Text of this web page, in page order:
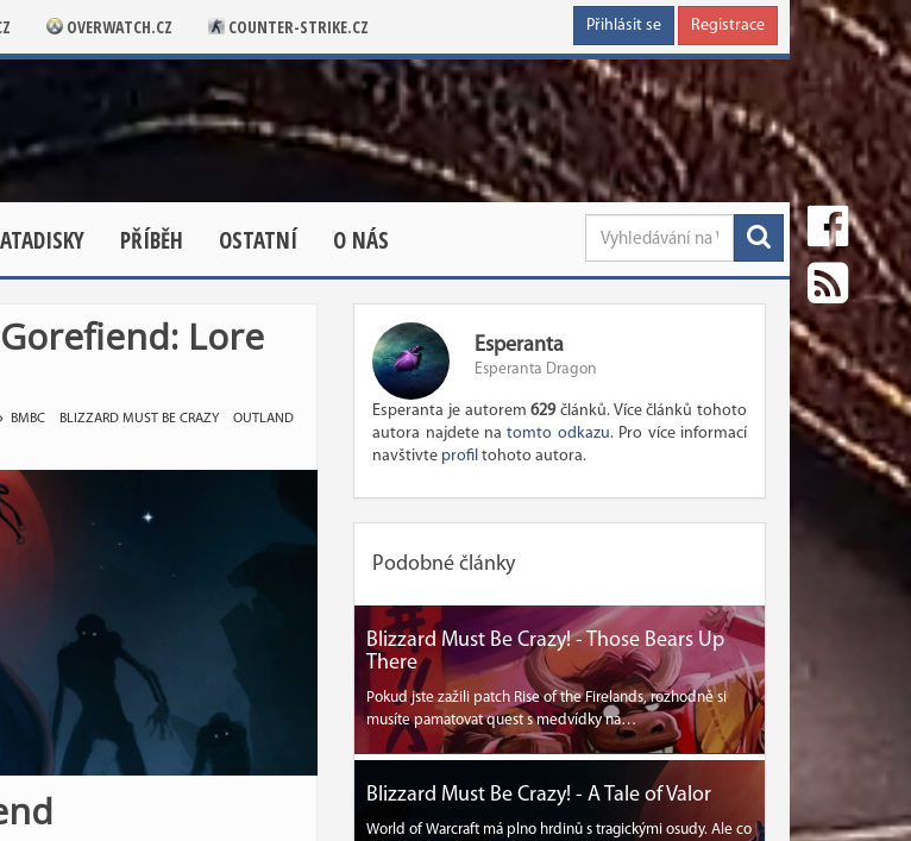
OVERWATCH.CZ COUNTER-STRIKE.CZ Přihlásit se Registrace
PŘÍBĚH OSTATNÍ O NÁS
Lore
BMBC BLIZZARD MUST BE CRAZY OUTLAND
Esperanta
Esperanta Dragon
Esperanta je autorem629článků. Více článků tohoto
autora najdete natomto odkazu. Pro více informací
navštivte profil tohoto autora.
Podobné články
Blizzard Must Be Crazy! - Those Bears Up
There
Pokud jste zažili patch Rise of the Firelands, rozhodně si
musíte pamatovat quest s medvídky na…
Blizzard Must Be Crazy! - A Tale of Valor
World of Warcraft má plno hrdinů s tragickými osudy. Ale co